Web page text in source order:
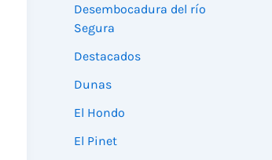
Desembocadura del río
Segura
Destacados
Dunas
El Hondo
El Pinet